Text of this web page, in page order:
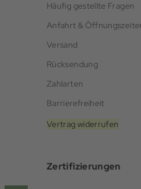
Häufig gestellte Fragen
Anfahrt &
Versand
Rücksendung
Zahlarten
Barrierefreiheit
Vertrag widerrufen
Zertifizierungen